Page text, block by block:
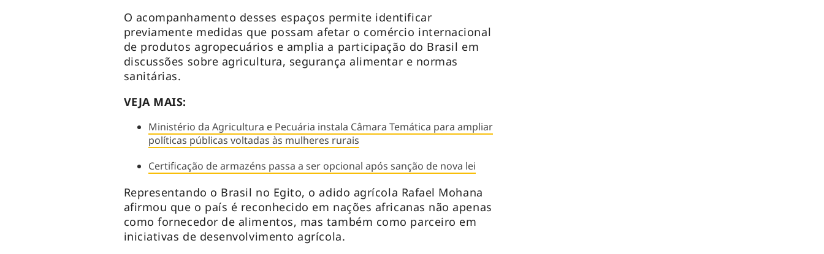
O acompanhamento desses espaços permite identificar
previamente medidas que possam afetar o comércio internacional
de produtos agropecuários e amplia a participação do Brasil em
discussões sobre agricultura, segurança alimentar e normas
sanitárias.
VEJA MAIS:
Ministério da Agricultura e Pecuária instala Câmara Temática para ampliar
políticas públicas voltadas às mulheres rurais
Certificação de armazéns passa a ser opcional após sanção de nova lei
Representando o Brasil no Egito, o adido agrícola Rafael Mohana
afirmou que o país é reconhecido em nações africanas não apenas
como fornecedor de alimentos, mas também como parceiro em
iniciativas de desenvolvimento agrícola.